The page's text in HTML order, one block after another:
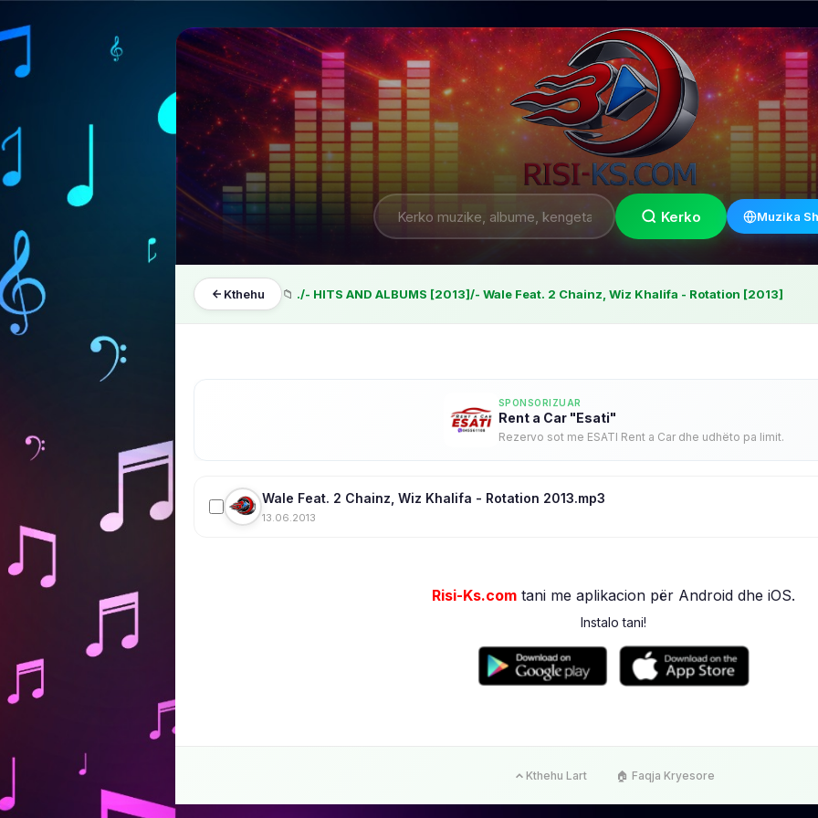
Kerko Muzika
Kthehu 📁 ./- HITS AND ALBUMS [2013]/- Wale Feat. 2 Chainz, Wiz Khalifa - Rotation [2013]
SPONSORIZUAR
Rent a Car "Esati"
Rezervo sot me ESATI Rent a Car dhe udhëto pa limit.
Wale Feat. 2 Chainz, Wiz Khalifa - Rotation 2013.mp3
13.06.2013
Risi-Ks.com tani me aplikacion për Android dhe iOS.
Instalo tani!
Kthehu Lart 🏠 Faqja Kryesore